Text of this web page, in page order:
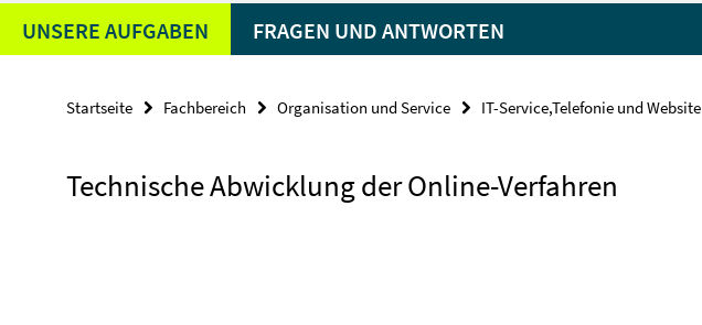
UNSERE AUFGABEN FRAGEN UND ANTWORTEN
Startseite Fachbereich Organisation und Service IT-Service,Telefonie und Website
Technische Abwicklung der Online-Verfahren